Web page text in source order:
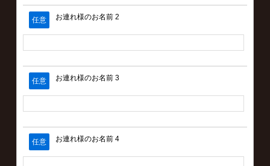
任意 お連れ様のお名前 2
任意 お連れ様のお名前 3
任意 お連れ様のお名前 4